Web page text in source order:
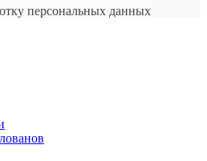
персональных данных